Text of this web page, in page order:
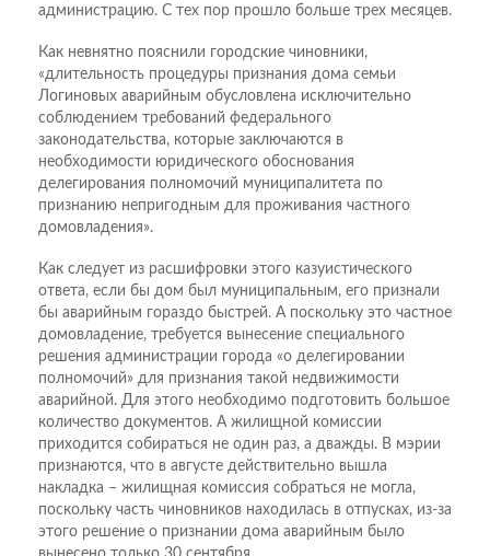
администрацию. С тех пор прошло больше трех месяцев.
Как невнятно пояснили городские чиновники,
«длительность процедуры признания дома семьи
Логиновых аварийным обусловлена исключительно
соблюдением требований федерального
законодательства, которые заключаются в
необходимости юридического обоснования
делегирования полномочий муниципалитета по
признанию непригодным для проживания частного
домовладения».
Как следует из расшифровки этого казуистического
ответа, если бы дом был муниципальным, его признали
бы аварийным гораздо быстрей. А поскольку это частное
домовладение, требуется вынесение специального
решения администрации города «о делегировании
полномочий» для признания такой недвижимости
аварийной. Для этого необходимо подготовить большое
количество документов. А жилищной комиссии
приходится собираться не один раз, а дважды. В мэрии
признаются, что в августе действительно вышла
накладка – жилищная комиссия собраться не могла,
поскольку часть чиновников находилась в отпусках, из-за
этого решение о признании дома аварийным было